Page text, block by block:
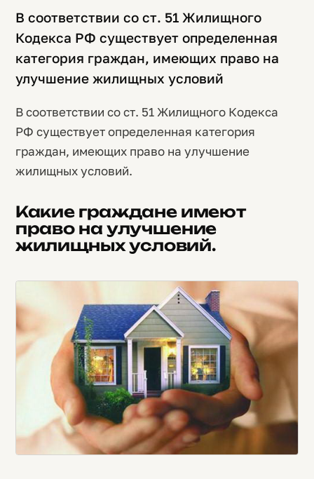
В соответствии со ст. 51 Жилищного
Кодекса РФ существует определенная
категория граждан, имеющих право на
улучшение жилищных условий
В соответствии со ст. 51 Жилищного Кодекса
РФ существует определенная категория
граждан, имеющих право на улучшение
жилищных условий.
Какие граждане имеют
право на улучшение
жилищных условий.